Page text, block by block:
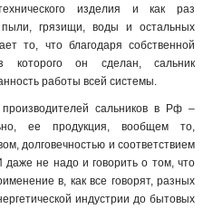
изделия и как раз
пыли, грязищи, воды и остальных
то, что благодаря собственной
которого он сделан, сальник
работы всей системы.
сальников в Рф –
ее продукция, вообщем то,
долговечностью и соответствием
не надо и говорить о том, что
в, как все говорят, разных
индустрии до бытовых